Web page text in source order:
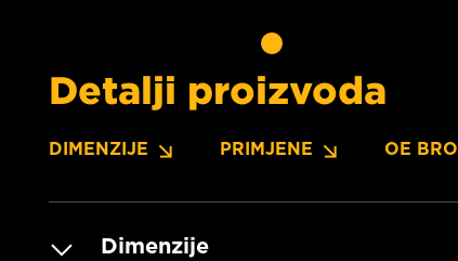
Detalji proizvoda
DIMENZIJE PRIMJENE OE
Dimenzije